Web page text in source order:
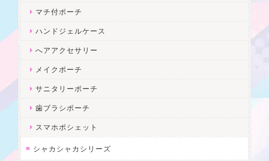
マチ付ポーチ
ハンドジェルケース
へアアクセサリー
メイクポーチ
サニタリーポーチ
歯ブラシポーチ
スマホポシェット
シャカシャカシリーズ